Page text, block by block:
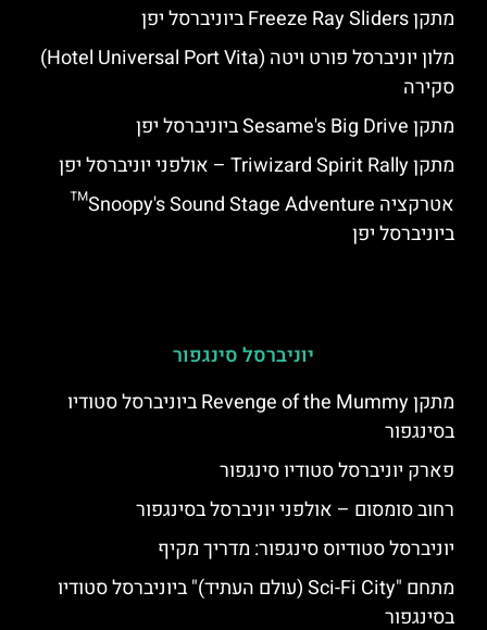
מתקן Freeze Ray Sliders ביוניברסל יפן
מלון יוניברסל פורט ויטה (Hotel Universal Port Vita)
סקירה
מתקן Sesame's Big Drive ביוניברסל יפן
מתקן Triwizard Spirit Rally – אולפני יוניברסל יפן
אטרקציה Snoopy's Sound Stage Adventure™
ביוניברסל יפן
יוניברסל סינגפור
מתקן Revenge of the Mummy ביוניברסל סטודיו
בסינגפור
פארק יוניברסל סטודיו סינגפור
רחוב סומסום – אולפני יוניברסל בסינגפור
יוניברסל סטודיוס סינגפור: מדריך מקיף
מתחם "Sci-Fi City (עולם העתיד)" ביוניברסל סטודיו
בסינגפור